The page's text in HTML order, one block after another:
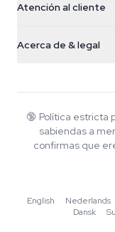
Nederland
+31(0)204897914
Smokeshop
Atención al cliente
Política de devolución
Preguntas
Política de privacidad
Acerca de & legal
Wiki
Blog
Escritores
Promociones
🔞 Política estricta
sabiendas a
confirmas que
English
·Nederlands
Dansk
·